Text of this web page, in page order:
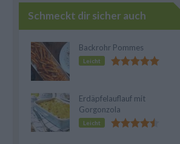
Schmeckt dir sicher auch
Backrohr Pommes
Leicht
Erdäpfelauflauf mit
Gorgonzola
Leicht